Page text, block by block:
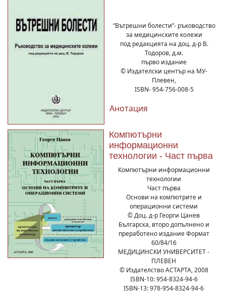
“Вътрешни болести”- ръководство
за медицинските колежи
под редакцията на доц. д-р В.
Тодоров, д.м.
първо издание
© Издателски център на МУ-
Плевен,
ISBN- 954-756-008-5
Анотация
Компютърни
информационни
технологии - Част първа
Компютърни информационни
технологии
Част първа
Основи на компютрите и
операционни системи
© Доц. д-р Георги Цанев
Българска, второ допълнено и
преработено издание Формат
60/84/16
МЕДИЦИНСКИ УНИВЕРСИТЕТ -
ПЛЕВЕН
© Издателство АСТАРТА, 2008
ISBN-10: 954-8324-94-6
ISBN-13: 978-954-8324-94-6